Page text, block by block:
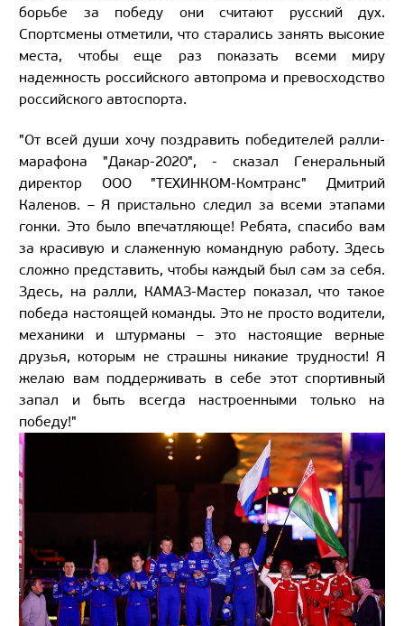
борьбе за победу они считают русский дух.
Спортсмены отметили, что старались занять высокие
места, чтобы еще раз показать всеми миру
надежность российского автопрома и превосходство
российского автоспорта.
"От всей души хочу поздравить победителей ралли-
марафона "Дакар-2020", - сказал Генеральный
директор ООО "ТЕХИНКОМ-Комтранс" Дмитрий
Каленов. – Я пристально следил за всеми этапами
гонки. Это было впечатляюще! Ребята, спасибо вам
за красивую и слаженную командную работу. Здесь
сложно представить, чтобы каждый был сам за себя.
Здесь, на ралли, КАМАЗ-Мастер показал, что такое
победа настоящей команды. Это не просто водители,
механики и штурманы – это настоящие верные
друзья, которым не страшны никакие трудности! Я
желаю вам поддерживать в себе этот спортивный
запал и быть всегда настроенными только на
победу!"